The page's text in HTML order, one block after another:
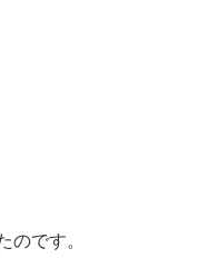
のです。